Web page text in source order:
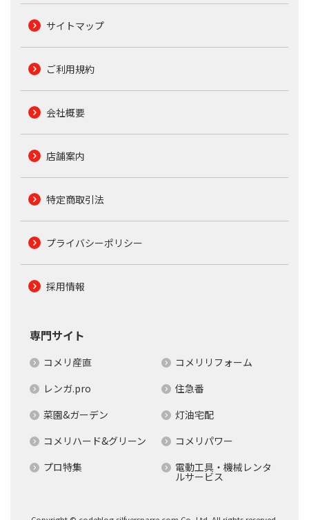
サイトマップ
ご利用規約
会社概要
店舗案内
特定商取引法
プライバシーポリシー
採用情報
専門サイト
コメリ産直
コメリリフォーム
レンガ.pro
住急番
菜園&ガーデン
灯油宅配
コメリハード&グリーン
コメリパワー
プロ特集
電動工具・機械レンタ
ルサービス